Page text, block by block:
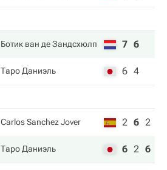
Ботик ван де Зандсхюлп 7 6
Таро Даниэль 6 4
Carlos Sanchez Jover 2 6 2
Таро Даниэль 6 2 6